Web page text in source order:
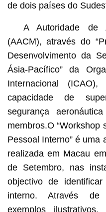
de dois países do
A Autoridade de
(AACM), através do
Desenvolvimento da
Ásia-Pacífico” da
Internacional
capacidade de
segurança
membros.O “Workshop
Pessoal Interno” é uma
realizada em Macau
de Setembro, nas
objectivo de
interno. Através de
exemplos